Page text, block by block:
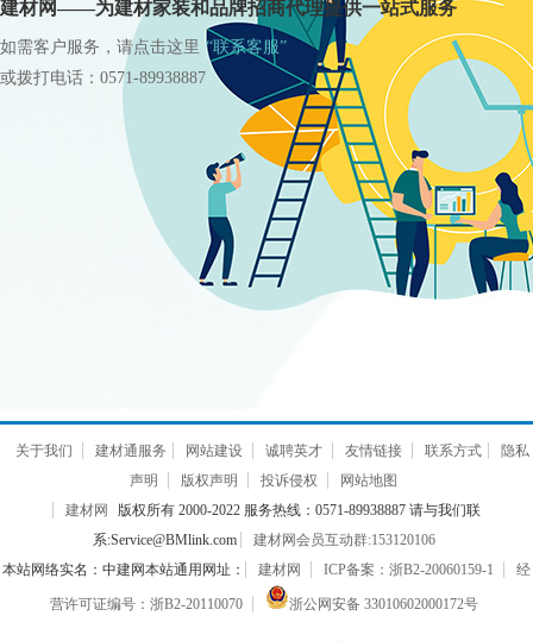
建材网——为建材家装和品牌招商代理提供一站式服务
如需客户服务，请点击这里 “联系客服”
或拨打电话：0571-89938887
关于我们 建材通服务 网站建设 诚聘英才 友情链接 联系方式
隐私
声明
版权声明 投诉侵权
网站地图
建材网
版权所有 2000-2022 服务热线：0571-89938887 请与我们联
系:Service@BMlink.com
建材网会员互动群:153120106
本站网络实名：中建网本站通用网址：
建材网 ICP备案：浙B2-20060159-1 经
营许可证编号：浙B2-20110070 浙公网安备 33010602000172号